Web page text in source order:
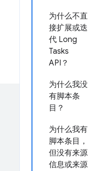
为什么不直
接扩展或迭
代 Long
Tasks
API？
为什么我没
有脚本条
目？
为什么我有
脚本条目，
但没有来源
信息或来源